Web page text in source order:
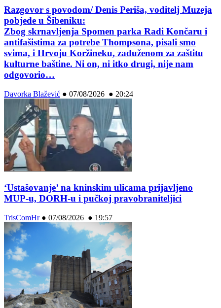
Razgovor s povodom/ Denis Periša, voditelj Muzeja
pobjede u Šibeniku:
Zbog skrnavljenja Spomen parka Radi Končaru i
antifašistima za potrebe Thompsona, pisali smo
svima, i Hrvoju Koržineku, zaduženom za zaštitu
kulturne baštine. Ni on, ni itko drugi, nije nam
odgovorio…
Davorka Blažević ● 07/08/2026 ● 20:24
‘Ustašovanje’ na kninskim ulicama prijavljeno
MUP-u, DORH-u i pučkoj pravobraniteljici
TrisComHr● 07/08/2026 ● 19:57